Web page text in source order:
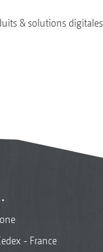
& solutions digitales
- France